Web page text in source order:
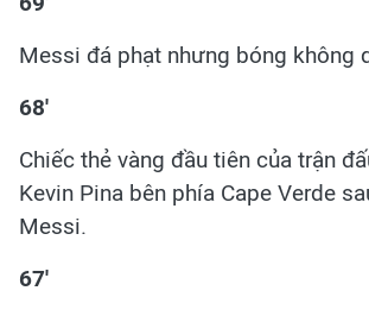
Messi đá phạt nhưng bóng không
68'
Chiếc thẻ vàng đầu tiên của trận
Kevin Pina bên phía Cape Verde
Messi.
67'